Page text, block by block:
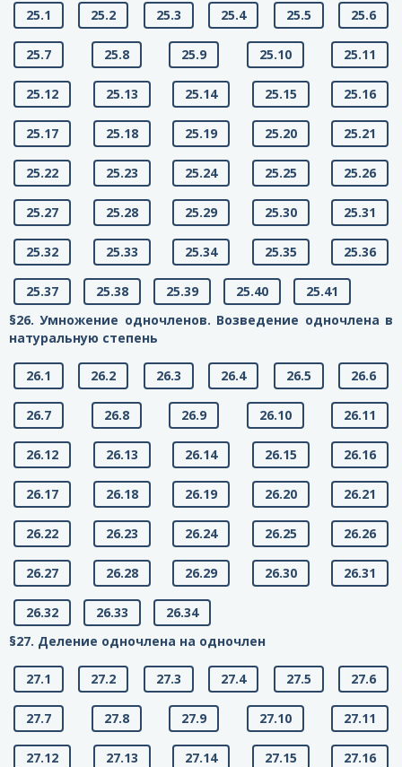
25.1 25.2 25.3 25.4 25.5 25.6
25.7 25.8 25.9 25.10 25.11
25.12 25.13 25.14 25.15 25.16
25.17 25.18 25.19 25.20 25.21
25.22 25.23 25.24 25.25 25.26
25.27 25.28 25.29 25.30 25.31
25.32 25.33 25.34 25.35 25.36
25.37 25.38 25.39 25.40
25.41
§26. Умножение одночленов. Возведение одночлена в
натуральную степень
26.1 26.2 26.3 26.4 26.5 26.6
26.7 26.8 26.9 26.10 26.11
26.12 26.13 26.14 26.15 26.16
26.17 26.18 26.19 26.20 26.21
26.22 26.23 26.24 26.25 26.26
26.27 26.28 26.29 26.30 26.31
26.32 26.33
26.34
§27. Деление одночлена на одночлен
27.1 27.2 27.3 27.4 27.5 27.6
27.7 27.8 27.9 27.10 27.11
27.12 27.13 27.14 27.15 27.16